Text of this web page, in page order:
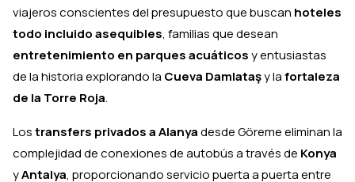
viajeros conscientes del presupuesto que buscan hoteles
todo incluido asequibles, familias que desean
entretenimiento en parques acuáticosy entusiastas
de la historia explorando la Cueva Damlataşy lafortaleza
de la Torre Roja.
Lostransfers privados a Alanyadesde Göreme eliminan la
complejidad de conexiones de autobús a través de Konya
yAntalya, proporcionando servicio puerta a puerta entre